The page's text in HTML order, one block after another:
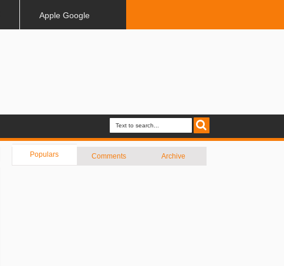
Populars Comments Archive
Apple Google